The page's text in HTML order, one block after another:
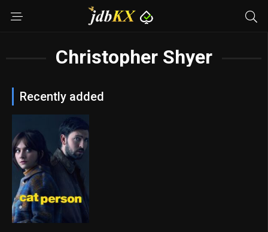
Christopher Shyer
Recently added